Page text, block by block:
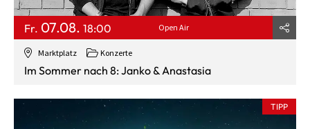
Marktplatz Konzerte
Fr. 07.08. 18:00 Open Air
Im Sommer nach 8: Janko & Anastasia
TIPP